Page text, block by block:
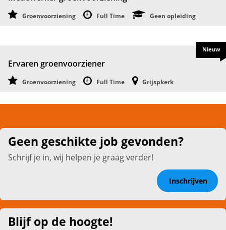
Groenvoorziening Full Time Geen opleiding
Ervaren groenvoorziener
Groenvoorziening Full Time Grijspkerk
Nieuw
Geen geschikte job gevonden?
Schrijf je in, wij helpen je graag verder!
Inschrijven
Blijf op de hoogte!